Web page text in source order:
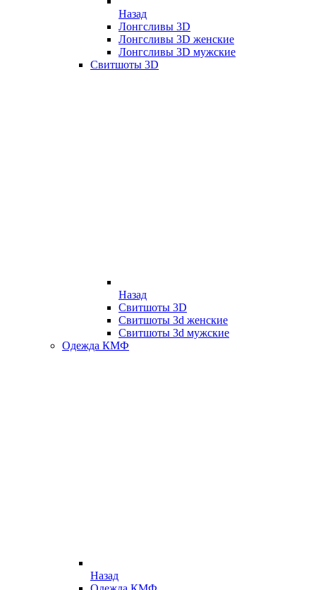
Назад
Лонгсливы 3D
Лонгсливы 3D женские
Лонгсливы 3D мужские
Свитшоты 3D
Назад
Свитшоты 3D
Свитшоты 3d женские
Свитшоты 3d мужские
Одежда КМФ
Назад